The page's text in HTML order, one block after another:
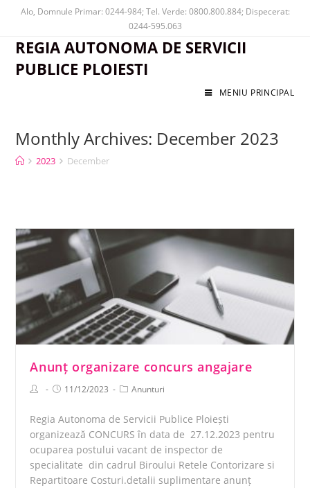
Alo, Domnule Primar: 0244-984; Tel. Verde: 0800.800.884; Dispecerat:
0244-595.063
REGIA AUTONOMA DE SERVICII
PUBLICE PLOIESTI
MENIU PRINCIPAL
Monthly Archives: December 2023
2023 December
Anunț organizare concurs angajare
11/12/2023 Anunturi
Regia Autonoma de Servicii Publice Ploiești
organizează CONCURS în data de 27.12.2023 pentru
ocuparea postului vacant de inspector de
specialitate din cadrul Biroului Retele Contorizare si
Repartitoare Costuri.detalii suplimentare anunț